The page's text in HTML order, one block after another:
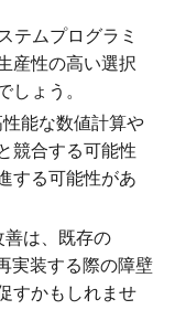
テムプログラミ
産性の高い選択
しょう。
能な数値計算や
競合する可能性
する可能性があ
善は、既存の
実装する際の障壁
すかもしれませ